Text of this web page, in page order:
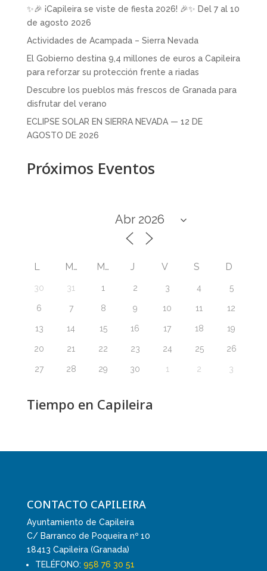
✨🎉 ¡Capileira se viste de fiesta 2026! 🎉✨ Del 7 al 10
de agosto 2026
Actividades de Acampada – Sierra Nevada
El Gobierno destina 9,4 millones de euros a Capileira
para reforzar su protección frente a riadas
Descubre los pueblos más frescos de Granada para
disfrutar del verano
ECLIPSE SOLAR EN SIERRA NEVADA — 12 DE
AGOSTO DE 2026
Próximos Eventos
L M M J V S D
30 31 1 2 3 4 5
6 7 8 9 10 11 12
13 14 15 16 17 18 19
20 21 22 23 24 25 26
27 28 29 30 1 2 3
Tiempo en Capileira
CONTACTO CAPILEIRA
Ayuntamiento de Capileira
C/ Barranco de Poqueira nº 10
18413 Capileira (Granada)
TELÉFONO: 958 76 30 51